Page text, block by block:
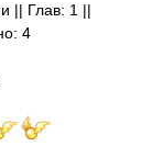
|| Глав: 1 ||
4